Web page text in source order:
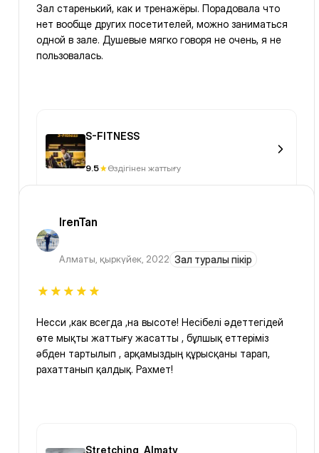
Зал старенький, как и тренажёры. Порадовала что
нет вообще других посетителей, можно заниматься
одной в зале. Душевые мягко говоря не очень, я не
пользовалась.
S-FITNESS
9.5 Өздігінен жаттығу
IrenTan
Алматы, қыркүйек, 2022 Зал туралы пікір
Несси ,как всегда ,на высоте! Несібелі әдеттегідей
өте мықты жаттығу жасатты , бұлшық еттеріміз
әбден тартылып , арқамыздың құрысқаны тарап,
рахаттанып қалдық. Рахмет!
Stretching_Almaty